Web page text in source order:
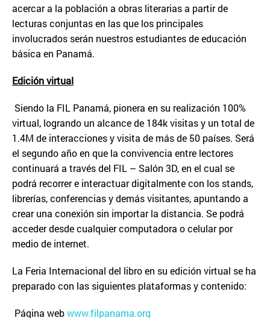
acercar a la población a obras literarias a partir de
lecturas conjuntas en las que los principales
involucrados serán nuestros estudiantes de educación
básica en Panamá.
Edición virtual
Siendo la FIL Panamá, pionera en su realización 100%
virtual, logrando un alcance de 184k visitas y un total de
1.4M de interacciones y visita de más de 50 países. Será
el segundo año en que la convivencia entre lectores
continuará a través del FIL – Salón 3D, en el cual se
podrá recorrer e interactuar digitalmente con los stands,
librerías, conferencias y demás visitantes, apuntando a
crear una conexión sin importar la distancia. Se podrá
acceder desde cualquier computadora o celular por
medio de internet.
La Feria Internacional del libro en su edición virtual se ha
preparado con las siguientes plataformas y contenido:
Página webwww.filpanama.org